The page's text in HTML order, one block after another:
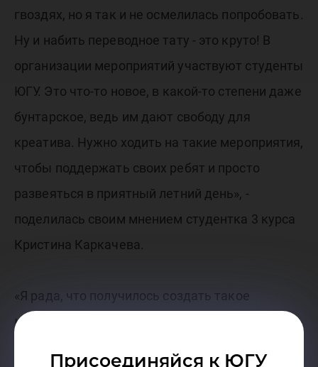
Присоединяйся к ЮГУ
гвоздях, но я так и не осмелилась попробовать.
Ну и набить переводное тату - это круто! В
организации мероприятий участвуют студенты
ЮГУ. Это что-то новое, в какой-то степени даже
бунтарское, ведь им дают свободу для
креатива. Нужно ходить на такие мероприятия,
чтобы поддержать своих ребят и просто
развеяться в приятный летний день», -
поделилась своим мнением студентка 3 курса
Кристина Каркачева.
«Я рада, что получилось создать такое
мероприятие. От студентов слышала только